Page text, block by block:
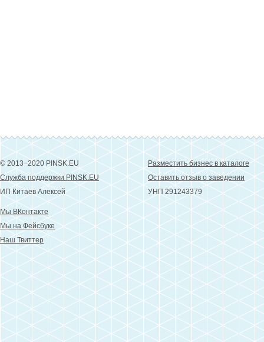
© 2013−2020 PINSK.EU
Служба поддержки PINSK.EU
ИП Китаев Алексей
Разместить бизнес в каталоге
Оставить отзыв о заведении
УНП 291243379
Мы ВКонтакте
Мы на Фейсбуке
Наш Твиттер